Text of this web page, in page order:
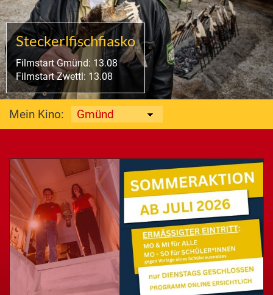
Steckerlfischfiasko
Filmstart Gmünd: 13.08
Filmstart Zwettl: 13.08
Mein Kino: